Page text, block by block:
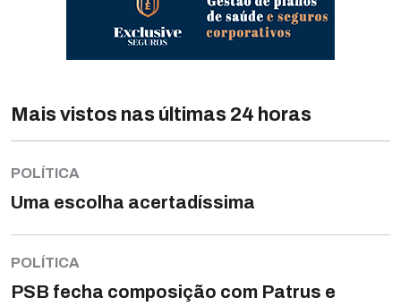
Mais vistos nas últimas 24 horas
POLÍTICA
Uma escolha acertadíssima
POLÍTICA
PSB fecha composição com Patrus e